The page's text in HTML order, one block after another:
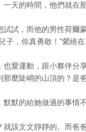
天的時間，他們就在
試，而他的男性荷爾
子，你真勇敢！"縈繞
愛運動，跟小夥伴分
麼陡峭的山頂的？是
默的給她做過的事情
該文文靜靜的。而爸